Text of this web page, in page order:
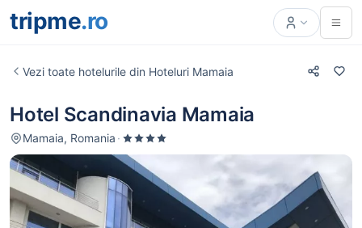
tripme.ro
Vezi toate hotelurile din Hoteluri Mamaia
Hotel Scandinavia Mamaia
Mamaia, Romania ·